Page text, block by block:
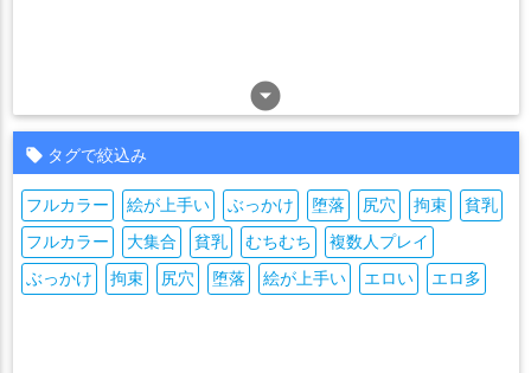
arrow_drop_down_circle
タグで絞込み
フルカラー 絵が上手い ぶっかけ 堕落 尻穴 拘束
貧乳
フルカラー
大集合 貧乳 むちむち
複数人プレイ
ぶっかけ
拘束 尻穴 堕落 絵が上手い エロい エロ多